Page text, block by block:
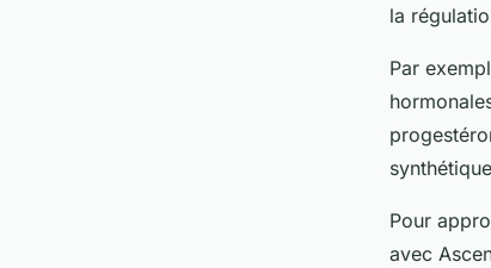
la
Par
Pour
avec